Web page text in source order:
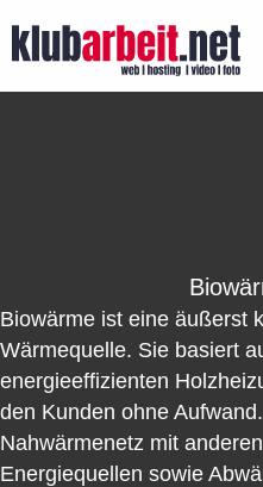
Biowärme ist eine äußerst
Wärmequelle. Sie basiert
energieeffizienten
den Kunden ohne
Nahwärmenetz mit
Energiequellen sowie